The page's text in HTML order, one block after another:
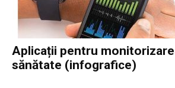
Aplicații pentru
sănătate (infografice)